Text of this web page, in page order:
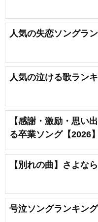
人気の失恋ソングラ
人気の泣ける歌ラン
【感謝・激励・思い
る卒業ソング【2026】
【別れの曲】さよな
号泣ソングランキング